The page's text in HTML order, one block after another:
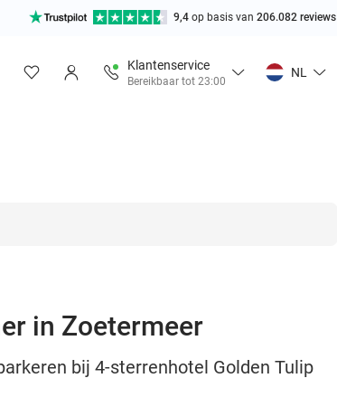
9,4 op basis van 206.082 reviews
Klantenservice
Bereikbaar tot 23:00
NL
in Zoetermeer
bij 4-sterrenhotel Golden Tulip